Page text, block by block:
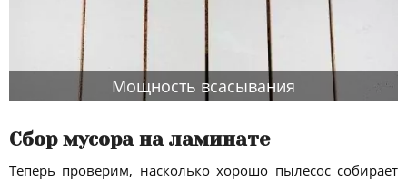
Мощность всасывания
Сбор мусора на ламинате
Теперь проверим, насколько хорошо пылесос собирает